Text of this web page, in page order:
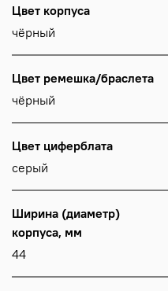
Цвет корпуса
чёрный
Цвет ремешка/браслета
чёрный
Цвет циферблата
серый
Ширина (диаметр)
корпуса, мм
44